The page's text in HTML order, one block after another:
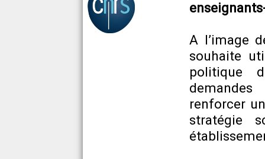
A l’image
souhaite
politique
renforcer
stratégie